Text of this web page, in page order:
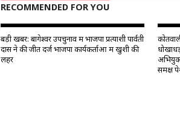
RECOMMENDED FOR YOU
बड़ी खबर: बागेश्वर उपचुनाव में भाजपा प्रत्याशी पार्वती
दास ने की जीत दर्ज भाजपा कार्यकर्ताओं में खुशी की
लहर
समक्ष